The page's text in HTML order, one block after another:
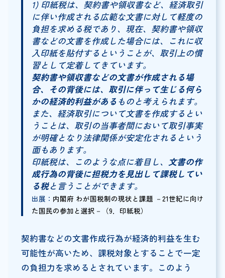
1) 印紙税は、契約書や領収書など、経済取引
に伴い作成される広範な文書に対して軽度の
負担を求める税であり、現在、契約書や領収
書などの文書を作成した場合には、これに収
入印紙を貼付するということが、取引上の慣
習として定着してきています。
契約書や領収書などの文書が作成される場
合、その背後には、取引に伴って生じる何ら
かの経済的利益がある ものと考えられます。
また、経済取引について文書を作成するとい
うことは、取引の当事者間において取引事実
が明確となり法律関係が安定化されるという
面もあります。
印紙税は、このような点に着目し、 文書の作
成行為の背後に担税力を見出して課税してい
る税と言うことができます。
出展： 内閣府 わが国税制の現状と課題 －21世紀に向け
た国民の参加と選択－（9．印紙税）
契約書などの文書作成行為が経済的利益を生む
可能性が高いため、課税対象とすることで一定
の負担力を求めるとされています。このよう